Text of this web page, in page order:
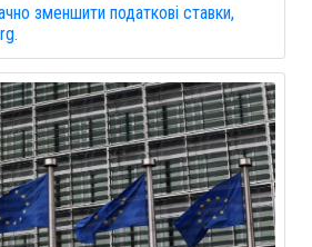
зменшити податкові ставки,